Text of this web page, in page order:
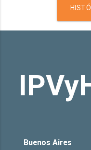
Buenos Aires